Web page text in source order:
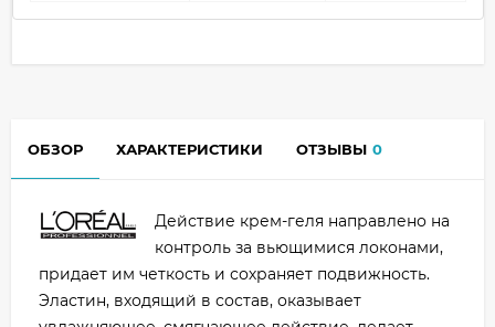
ОБЗОР ХАРАКТЕРИСТИКИ ОТЗЫВЫ 0
Действие крем-геля направлено на
контроль за вьющимися локонами,
придает им четкость и сохраняет подвижность.
Эластин, входящий в состав, оказывает